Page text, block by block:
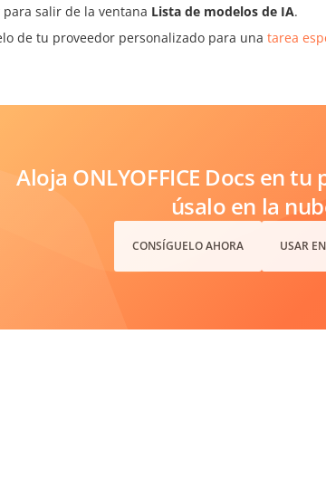
para salir de la ventana Lista de modelos de IA.
de tu proveedor personalizado para una tarea
Aloja ONLYOFFICE Docs en
úsalo en la
CONSÍGUELO AHORA USAR